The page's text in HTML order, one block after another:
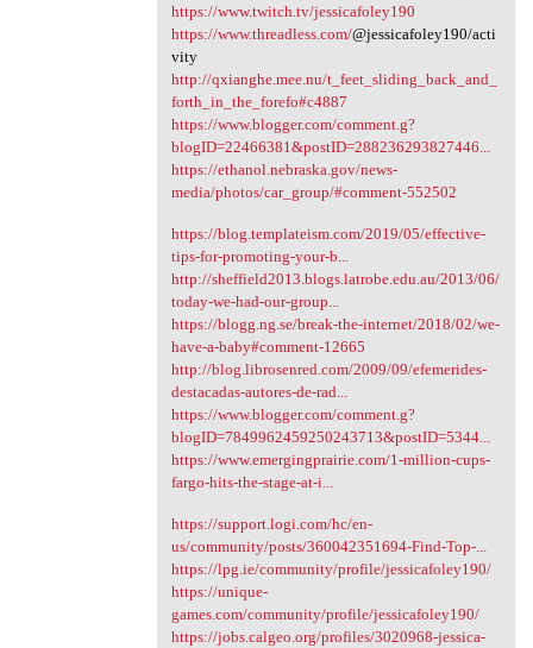
https://www.twitch.tv/jessicafoley190
https://www.threadless.com/@jessicafoley190/acti
vity
http://qxianghe.mee.nu/t_feet_sliding_back_and_
forth_in_the_forefo#c4887
https://www.blogger.com/comment.g?
blogID=22466381&postID=288236293827446...
https://ethanol.nebraska.gov/news-
media/photos/car_group/#comment-552502
https://blog.templateism.com/2019/05/effective-
tips-for-promoting-your-b...
http://sheffield2013.blogs.latrobe.edu.au/2013/06/
today-we-had-our-group...
https://blogg.ng.se/break-the-internet/2018/02/we-
have-a-baby#comment-12665
http://blog.librosenred.com/2009/09/efemerides-
destacadas-autores-de-rad...
https://www.blogger.com/comment.g?
blogID=7849962459250243713&postID=5344...
https://www.emergingprairie.com/1-million-cups-
fargo-hits-the-stage-at-i...
https://support.logi.com/hc/en-
us/community/posts/360042351694-Find-Top-...
https://lpg.ie/community/profile/jessicafoley190/
https://unique-
games.com/community/profile/jessicafoley190/
https://jobs.calgeo.org/profiles/3020968-jessica-